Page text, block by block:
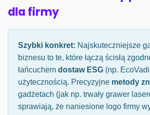
dla firmy
Szybki konkret: Najskuteczniejsze
biznesu to te, które łączą ścisłą
łańcuchem dostaw ESG (np.
użytecznością. Precyzyjne metody
gadżetach (jak np. trwały grawer
sprawiają, że naniesione logo firmy